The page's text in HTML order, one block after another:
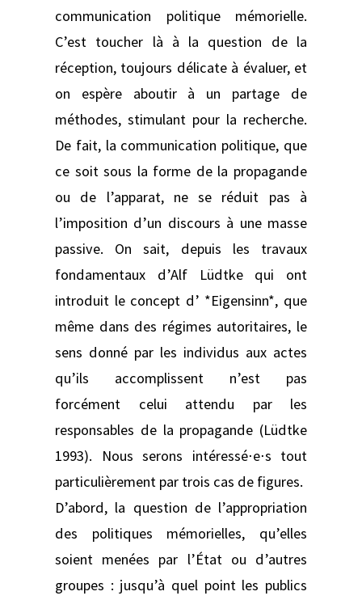
communication politique mémorielle.
C’est toucher là à la question de la
réception, toujours délicate à évaluer, et
on espère aboutir à un partage de
méthodes, stimulant pour la recherche.
De fait, la communication politique, que
ce soit sous la forme de la propagande
ou de l’apparat, ne se réduit pas à
l’imposition d’un discours à une masse
passive. On sait, depuis les travaux
fondamentaux d’Alf Lüdtke qui ont
introduit le concept d’ *Eigensinn*, que
même dans des régimes autoritaires, le
sens donné par les individus aux actes
qu’ils accomplissent n’est pas
forcément celui attendu par les
responsables de la propagande (Lüdtke
1993). Nous serons intéressé⋅e⋅s tout
particulièrement par trois cas de figures.
D’abord, la question de l’appropriation
des politiques mémorielles, qu’elles
soient menées par l’État ou d’autres
groupes : jusqu’à quel point les publics